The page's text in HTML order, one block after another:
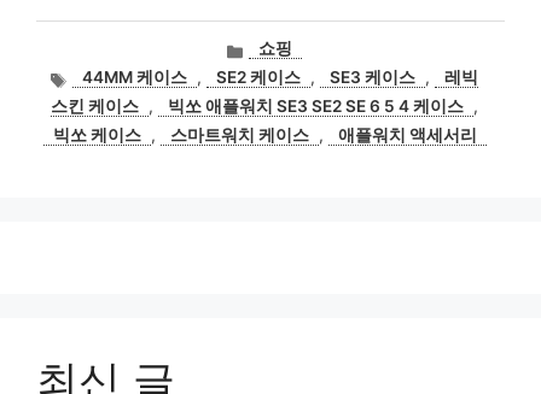
카
테
고
리
쇼핑
태
그
44MM 케이스 , SE2 케이스 , SE3 케이스 ,
레빅
스킨 케이스 , 빅쏘 애플워치 SE3 SE2 SE 6 5 4 케이스 ,
빅쏘 케이스 , 스마트워치 케이스 , 애플워치 액세서리
최신 글